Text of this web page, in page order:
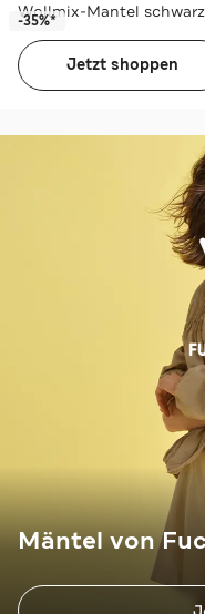
Wollmix-Mantel schwarz
-35%*
Jetzt shoppen
Mäntel von